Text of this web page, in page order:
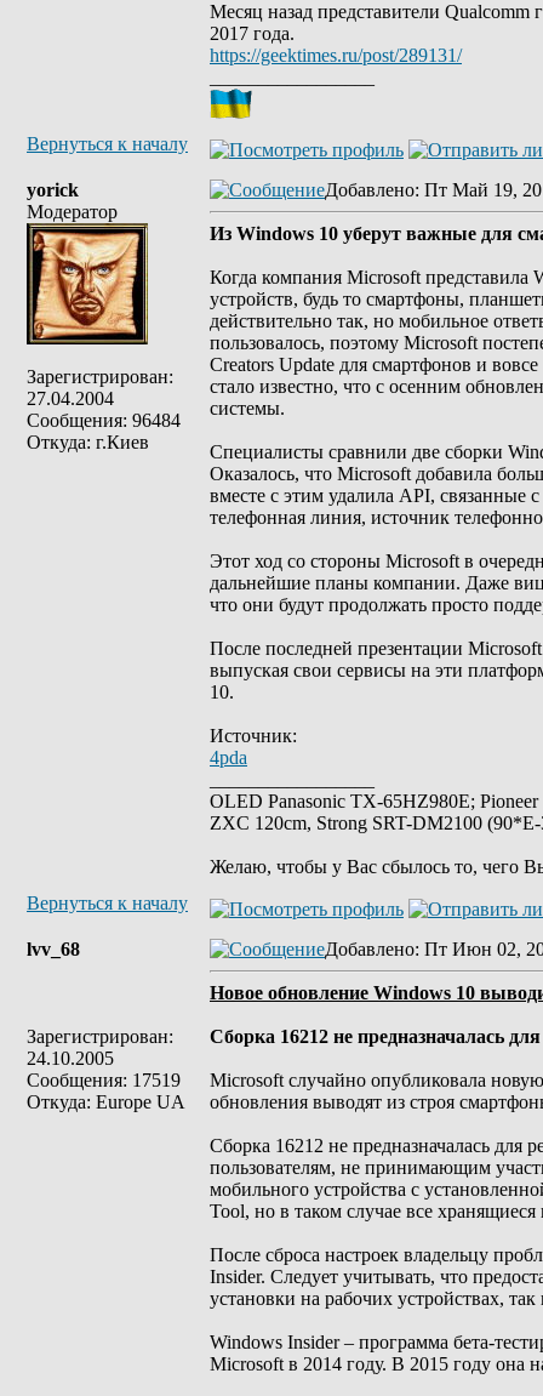
Месяц назад представители
2017 года.
https://geektimes.ru/post/289131/
Вернуться к началу
yorick
Модератор
Зарегистрирован:
27.04.2004
Сообщения: 96484
Откуда: г.Киев
Добавлено: Пт Май 19,
Из Windows 10 уберут важные для
Когда компания Microsoft представила
устройств, будь то смартфоны,
действительно так, но мобильное
пользовалось, поэтому Microsoft
Creators Update для смартфонов и
стало известно, что с осенним
системы.
Специалисты сравнили две сборки
Оказалось, что Microsoft добавила
вместе с этим удалила API, связанные
телефонная линия, источник
Этот ход со стороны Microsoft в
дальнейшие планы компании. Даже
что они будут продолжать просто
После последней презентации
выпуская свои сервисы на эти
10.
Источник:
4pda
OLED Panasonic TX-65HZ980E;
ZXC 120cm, Strong SRT-DM2100
Желаю, чтобы у Вас сбылось то, чего
Вернуться к началу
lvv_68
Зарегистрирован:
24.10.2005
Сообщения: 17519
Откуда: Europe UA
Добавлено: Пт Июн 02,
Новое обновление Windows 10
Сборка 16212 не предназначалась
Microsoft случайно опубликовала
обновления выводят из строя
Сборка 16212 не предназначалась для
пользователям, не принимающим
мобильного устройства с
Tool, но в таком случае все
После сброса настроек владельцу
Insider. Следует учитывать, что
установки на рабочих устройствах,
Windows Insider – программа бета-
Microsoft в 2014 году. В 2015 году она